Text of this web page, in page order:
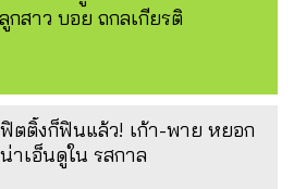
กสาว บอย ถกลเกียรติ
ตติ้งก็ฟินแล้ว! เก้า-พาย หยอก
าเอ็นดูใน รสกาล